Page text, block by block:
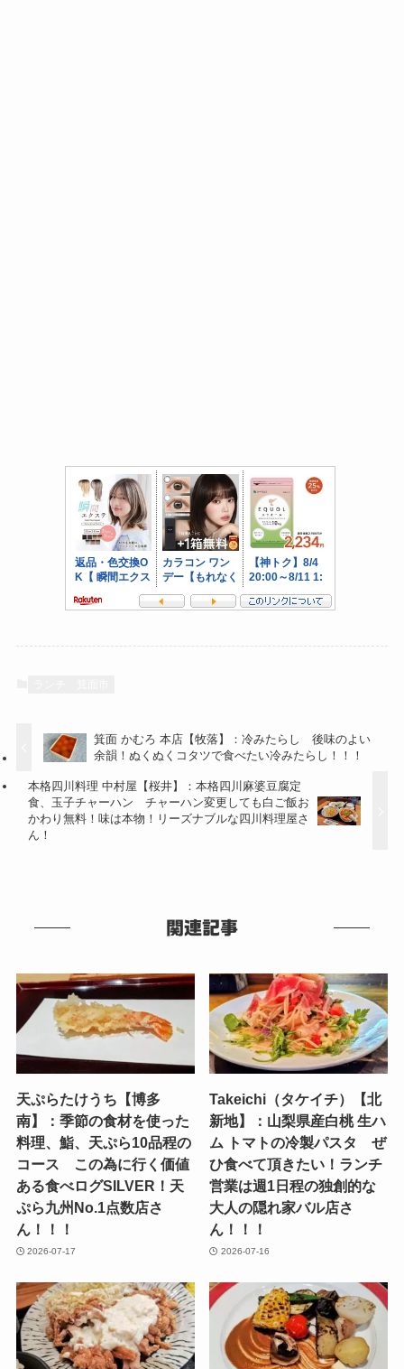
箕面 かむろ 本店【牧落】：冷みたらし 後味のよい
余韻！ぬくぬくコタツで食べたい冷みたらし！！！
本格四川料理 中村屋【桜井】：本格四川麻婆豆腐定
食、玉子チャーハン チャーハン変更しても白ご飯お
かわり無料！味は本物！リーズナブルな四川料理屋さ
ん！
関連記事
天ぷらたけうち【博多
南】：季節の食材を使った
料理、鮨、天ぷら10品程の
コース この為に行く価値
ある食べログSILVER！天
ぷら九州No.1点数店さ
ん！！！
2026-07-17
Takeichi（タケイチ）【北
新地】：山梨県産白桃 生ハ
ム トマトの冷製パスタ ぜ
ひ食べて頂きたい！ランチ
営業は週1日程の独創的な
大人の隠れ家バル店さ
ん！！！
2026-07-16